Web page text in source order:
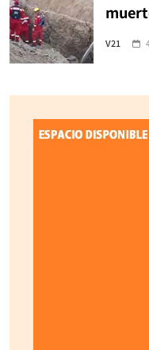
V21